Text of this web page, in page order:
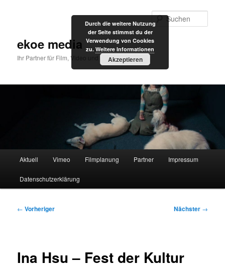
ekoe media
Ihr Partner für Film, Video und Internet
Aktuell Vimeo Filmplanung Partner Impressum
Datenschutzerklärung
Beitragsnavigation
← Vorheriger Nächster →
Ina Hsu – Fest der Kultur
Durch die weitere Nutzung
der Seite stimmst du der
Verwendung von Cookies
zu. Weitere Informationen
Akzeptieren